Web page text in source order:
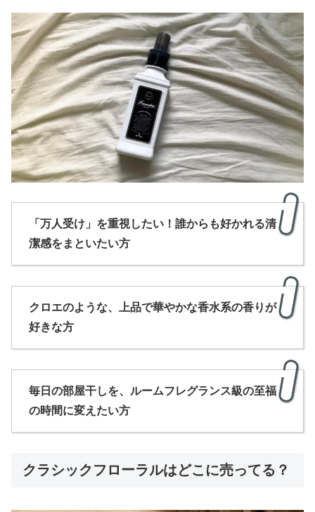
「万人受け」を重視したい！誰からも好かれる清
潔感をまといたい方
クロエのような、上品で華やかな香水系の香りが
好きな方
毎日の部屋干しを、ルームフレグランス級の至福
の時間に変えたい方
クラシックフローラルはどこに売ってる？